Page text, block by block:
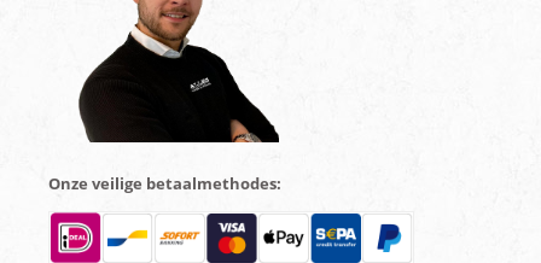
Onze veilige betaalmethodes: